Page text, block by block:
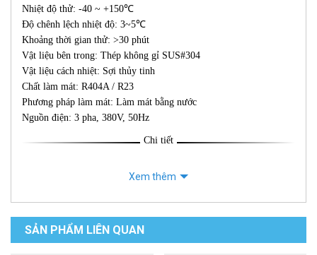
Nhiệt độ thử: -40 ~ +150℃
Độ chênh lệch nhiệt độ: 3~5℃
Khoảng thời gian thử: >30 phút
Vật liệu bên trong: Thép không gỉ SUS#304
Vật liệu cách nhiệt: Sợi thủy tinh
Chất làm mát: R404A / R23
Phương pháp làm mát: Làm mát bằng nước
Nguồn điện: 3 pha, 380V, 50Hz
Chi tiết
Xem thêm
SẢN PHẨM LIÊN QUAN